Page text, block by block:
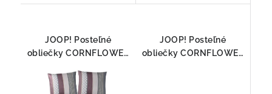
JOOP! Posteľné
obliečky CORNFLOWER
4069-01
JOOP! Posteľné
obliečky CORNFLOWER